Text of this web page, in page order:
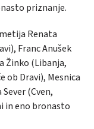
priznanje.
Renata
Franc Anušek
Žinko (Libanja,
ob Dravi), Mesnica
(Cven,
in eno bronasto